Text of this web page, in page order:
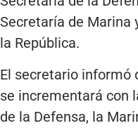
Secretaría de Marina
la República.
El secretario informó
se incrementará con
de la Defensa, la